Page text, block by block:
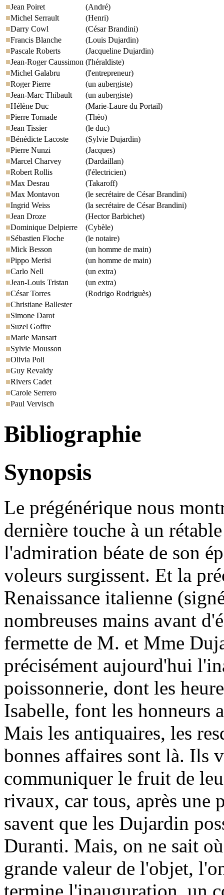
Jean Poiret
(André)
Michel Serrault
(Henri)
Darry Cowl
(César Brandini)
Francis Blanche
(Louis Dujardin)
Pascale Roberts
(Jacqueline Dujardin)
Jean-Roger Caussimon (l'héraldiste)
Michel Galabru
(l'entrepreneur)
Roger Pierre
(un aubergiste)
Jean-Marc Thibault
(un aubergiste)
Hélène Duc
(Marie-Laure du Portail)
Pierre Tornade
(Thèo)
Jean Tissier
(le duc)
Bénédicte Lacoste
(Sylvie Dujardin)
Pierre Nunzi
(Jacques)
Marcel Charvey
(Dardaillan)
Robert Rollis
(l'électricien)
Max Desrau
(Takaroff)
Max Montavon
(le secrétaire de César Brandini)
Ingrid Weiss
(la secrétaire de César Brandini)
Jean Droze
(Hector Barbichet)
Dominique Delpierre
(Cybèle)
Sébastien Floche
(le notaire)
Mick Besson
(un homme de main)
Pippo Merisi
(un homme de main)
Carlo Nell
(un extra)
Jean-Louis Tristan
(un extra)
César Torres
(Rodrigo Rodriguès)
Christiane Ballester
Simone Darot
Suzel Goffre
Marie Mansart
Sylvie Mousson
Olivia Poli
Guy Revaldy
Rivers Cadet
Carole Serrero
Paul Vervisch
Bibliographie
Synopsis
Le prégénérique nous
dernière touche à un
l'admiration béate de son
voleurs surgissent. Et la
Renaissance italienne
nombreuses mains avant
fermette de M. et Mme
précisément aujourd'hui
poissonnerie, dont les
Isabelle, font les honneurs
Mais les antiquaires, les
bonnes affaires sont là. Ils
communiquer le fruit de
rivaux, car tous, après une
savent que les Dujardin
Duranti. Mais, on ne sait
grande valeur de l'objet,